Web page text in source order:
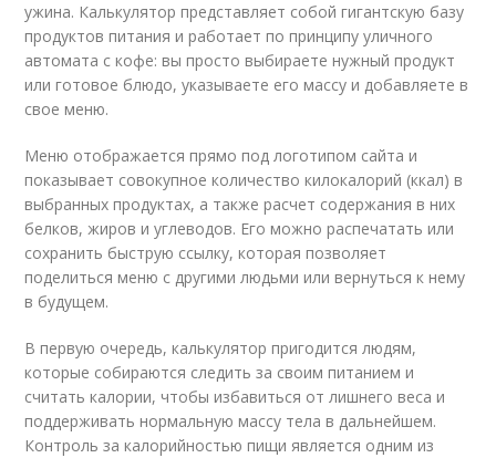
ужина. Калькулятор представляет собой гигантскую базу
продуктов питания и работает по принципу уличного
автомата с кофе: вы просто выбираете нужный продукт
или готовое блюдо, указываете его массу и добавляете в
свое меню.
Меню отображается прямо под логотипом сайта и
показывает совокупное количество килокалорий (ккал) в
выбранных продуктах, а также расчет содержания в них
белков, жиров и углеводов. Его можно распечатать или
сохранить быструю ссылку, которая позволяет
поделиться меню с другими людьми или вернуться к нему
в будущем.
В первую очередь, калькулятор пригодится людям,
которые собираются следить за своим питанием и
считать калории, чтобы избавиться от лишнего веса и
поддерживать нормальную массу тела в дальнейшем.
Контроль за калорийностью пищи является одним из